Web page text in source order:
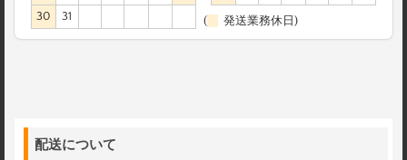
30
31 ( 発送業務休日)
配送について